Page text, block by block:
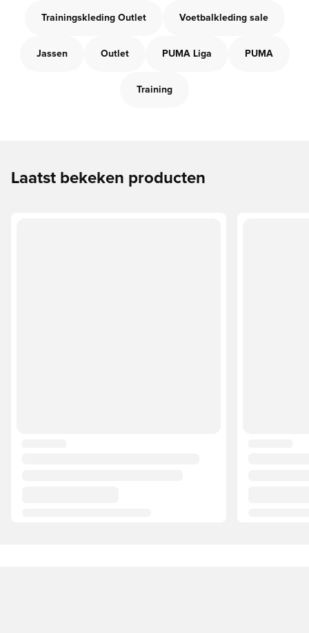
Trainingskleding Outlet Voetbalkleding sale
Jassen Outlet PUMA Liga PUMA
Training
Laatst bekeken producten